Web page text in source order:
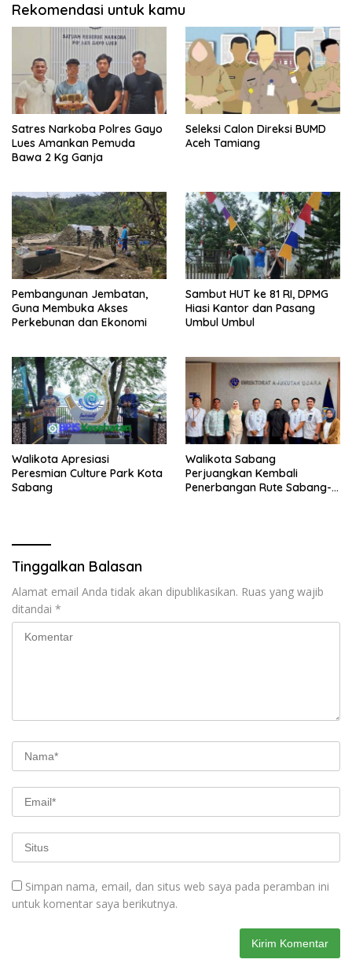
Rekomendasi untuk kamu
Satres Narkoba Polres Gayo
Lues Amankan Pemuda
Bawa 2 Kg Ganja
Seleksi Calon Direksi BUMD
Aceh Tamiang
Pembangunan Jembatan,
Guna Membuka Akses
Perkebunan dan Ekonomi
Sambut HUT ke 81 RI, DPMG
Hiasi Kantor dan Pasang
Umbul Umbul
Walikota Apresiasi
Peresmian Culture Park Kota
Sabang
Walikota Sabang
Perjuangkan Kembali
Penerbangan Rute Sabang-
Tinggalkan Balasan
Alamat email Anda tidak akan dipublikasikan. Ruas yang wajib
ditandai *
Simpan nama, email, dan situs web saya pada peramban ini
untuk komentar saya berikutnya.